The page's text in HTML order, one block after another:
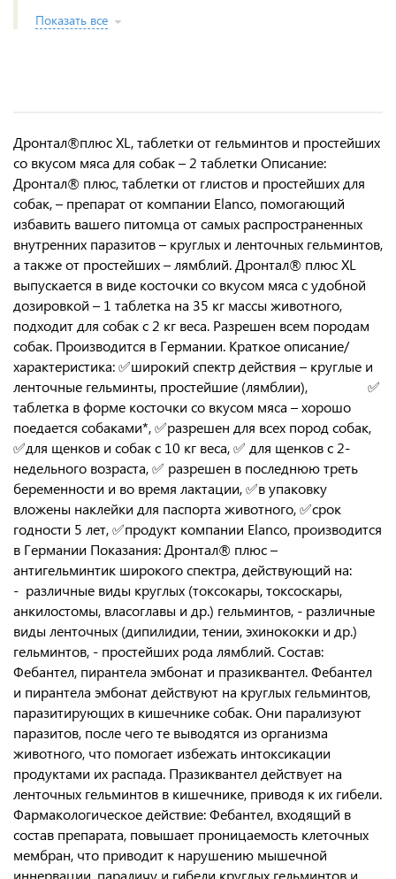
Показать все
Дронтал®плюс XL, таблетки от гельминтов и простейших
со вкусом мяса для собак – 2 таблетки Описание:
Дронтал® плюс, таблетки от глистов и простейших для
собак, – препарат от компании Elanco, помогающий
избавить вашего питомца от самых распространенных
внутренних паразитов – круглых и ленточных гельминтов,
а также от простейших – лямблий. Дронтал® плюс XL
выпускается в виде косточки со вкусом мяса с удобной
дозировкой – 1 таблетка на 35 кг массы животного,
подходит для собак с 2 кг веса. Разрешен всем породам
собак. Производится в Германии. Краткое описание/
характеристика: ✅широкий спектр действия – круглые и
ленточные гельминты, простейшие (лямблии), ✅
таблетка в форме косточки со вкусом мяса – хорошо
поедается собаками*, ✅разрешен для всех пород собак,
✅для щенков и собак с 10 кг веса, ✅ для щенков с 2-
недельного возраста, ✅ разрешен в последнюю треть
беременности и во время лактации, ✅в упаковку
вложены наклейки для паспорта животного, ✅срок
годности 5 лет, ✅продукт компании Elanco, производится
в Германии Показания: Дронтал® плюс –
антигельминтик широкого спектра, действующий на:
- различные виды круглых (токсокары, токсоскары,
анкилостомы, власоглавы и др.) гельминтов, - различные
виды ленточных (дипилидии, тении, эхинококки и др.)
гельминтов, - простейших рода лямблий. Состав:
Фебантел, пирантела эмбонат и празиквантел. Фебантел
и пирантела эмбонат действуют на круглых гельминтов,
паразитирующих в кишечнике собак. Они парализуют
паразитов, после чего те выводятся из организма
животного, что помогает избежать интоксикации
продуктами их распада. Празиквантел действует на
ленточных гельминтов в кишечнике, приводя к их гибели.
Фармакологическое действие: Фебантел, входящий в
состав препарата, повышает проницаемость клеточных
мембран, что приводит к нарушению мышечной
иннервации, параличу и гибели круглых гельминтов и